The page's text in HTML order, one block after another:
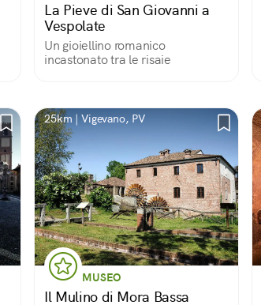
La Pieve di San Giovanni a
Vespolate
Un gioiellino romanico
incastonato tra le risaie
25km | Vigevano, PV
MUSEO
Il Mulino di Mora Bassa